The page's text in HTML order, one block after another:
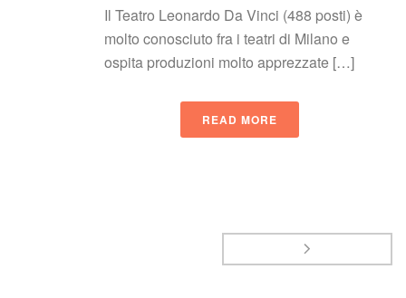
Il Teatro Leonardo Da Vinci (488 posti) è
molto conosciuto fra i teatri di Milano e
ospita produzioni molto apprezzate […]
READ MORE